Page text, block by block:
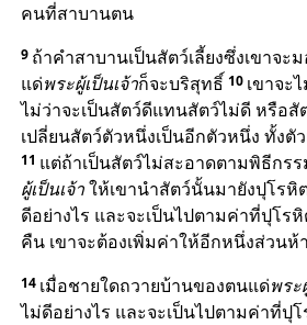
คนที่สาบานตน
9 ถ้าคำสาบานเป็นสัตว์เลี้ยงซึ่งเขาจะ
แด่พระผู้เป็นเจ้าก็จะบริสุทธิ์ 10 เขาจะ
ไม่ว่าจะเป็นสัตว์ดีแทนสัตว์ไม่ดี หรือสั
เปลี่ยนสัตว์ตัวหนึ่งเป็นอีกตัวหนึ่ง ทั้งตั
11 แต่ถ้าเป็นสัตว์ไม่สะอาดตามพิธีกร
ผู้เป็นเจ้าให้เขานำสัตว์นั้นมายังปุโรหิ
ดีอย่างไร และจะเป็นไปตามค่าที่ปุโร
คืน เขาจะต้องเพิ่มค่าให้อีกหนึ่งส่วน
14 เมื่อชายใดถวายบ้านของตนแด่พระ
ไม่ดีอย่างไร และจะเป็นไปตามค่าที่ปุ